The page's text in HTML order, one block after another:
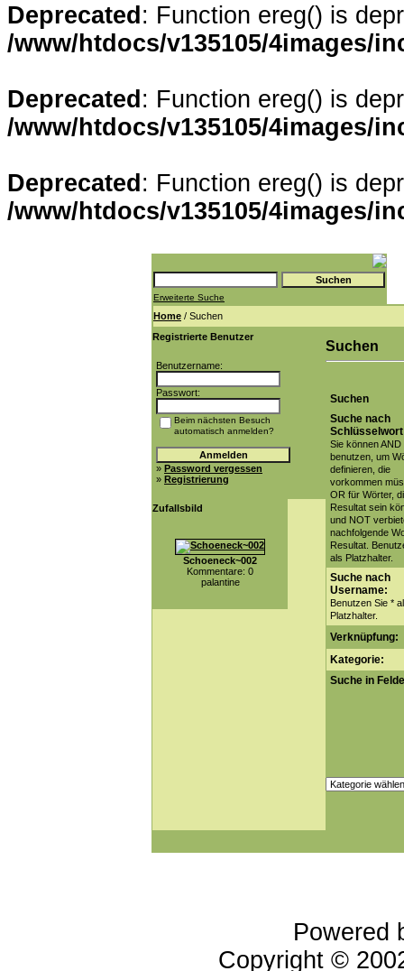
Deprecated : Function ereg() is
/www/htdocs/v135105/4images/
Deprecated : Function ereg() is
/www/htdocs/v135105/4images/
Deprecated : Function ereg() is
/www/htdocs/v135105/4images/
Erweiterte Suche
Home / Suchen
Registrierte Benutzer
Benutzername:
Passwort:
Beim nächsten Besuch
automatisch anmelden?
» Password vergessen
» Registrierung
Zufallsbild
Schoeneck~002
Kommentare: 0
palantine
Suchen
Suchen
Suche nach
Sie können AND
benutzen, um
definieren, die
vorkommen
OR für Wörter,
Resultat sein
und NOT
nachfolgende
Resultat.
als Platzhalter.
Suche nach
Username:
Benutzen Sie *
Platzhalter.
Verknüpfung:
Kategorie:
Suche in
Powered
Copyright ©